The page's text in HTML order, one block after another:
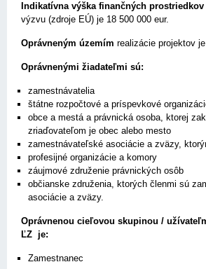
Indikatívna výška finančných prostriedkov
výzvu (zdroje EÚ) je 18 500 000 eur.
Oprávneným územím realizácie projektov
Oprávnenými žiadateľmi sú:
zamestnávatelia
štátne rozpočtové a príspevkové
obce a mestá a právnická osoba, ktorej
zriaďovateľom je obec alebo mesto
zamestnávateľské asociácie a zväzy,
profesijné organizácie a komory
záujmové združenie právnických osôb
občianske združenia, ktorých členmi sú
asociácie a zväzy.
Oprávnenou cieľovou skupinou /
ĽZ je:
Zamestnanec